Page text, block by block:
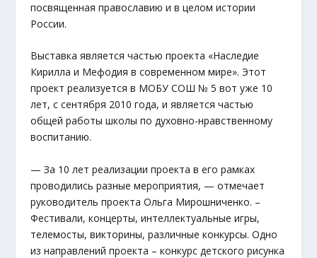
посвященная православию и в целом истории
России.
Выставка является частью проекта «Наследие
Кирилла и Мефодия в современном мире». Этот
проект реализуется в МОБУ СОШ № 5 вот уже 10
лет, с сентября 2010 года, и является частью
общей работы школы по духовно-нравственному
воспитанию.
— За 10 лет реализации проекта в его рамках
проводились разные мероприятия, — отмечает
руководитель проекта Ольга Мирошниченко. –
Фестивали, концерты, интеллектуальные игры,
телемосты, викторины, различные конкурсы. Одно
из направлений проекта – конкурс детского рисунка